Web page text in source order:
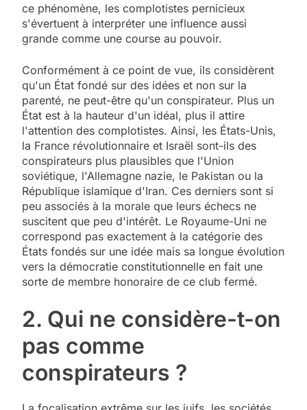
ce phénomène, les complotistes pernicieux
s'évertuent à interpréter une influence aussi
grande comme une course au pouvoir.
Conformément à ce point de vue, ils considèrent
qu'un État fondé sur des idées et non sur la
parenté, ne peut-être qu'un conspirateur. Plus un
État est à la hauteur d'un idéal, plus il attire
l'attention des complotistes. Ainsi, les États-Unis,
la France révolutionnaire et Israël sont-ils des
conspirateurs plus plausibles que l'Union
soviétique, l'Allemagne nazie, le Pakistan ou la
République islamique d'Iran. Ces derniers sont si
peu associés à la morale que leurs échecs ne
suscitent que peu d'intérêt. Le Royaume-Uni ne
correspond pas exactement à la catégorie des
États fondés sur une idée mais sa longue évolution
vers la démocratie constitutionnelle en fait une
sorte de membre honoraire de ce club fermé.
2. Qui ne considère-t-on
pas comme
conspirateurs ?